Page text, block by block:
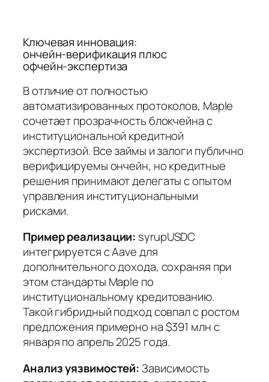
Ключевая инновация:
ончейн‑верификация плюс
офчейн‑экспертиза
В отличие от полностью
автоматизированных протоколов, Maple
сочетает прозрачность блокчейна с
институциональной кредитной
экспертизой. Все займы и залоги публично
верифицируемы ончейн, но кредитные
решения принимают делегаты с опытом
управления институциональными
рисками.
Пример реализации: syrupUSDC
интегрируется с Aave для
дополнительного дохода, сохраняя при
этом стандарты Maple по
институциональному кредитованию.
Такой гибридный подход совпал с ростом
предложения примерно на $391 млн с
января по апрель 2025 года.
Анализ уязвимостей:Зависимость